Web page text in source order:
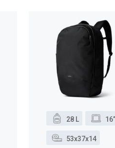
28 L 16”
53x37x14